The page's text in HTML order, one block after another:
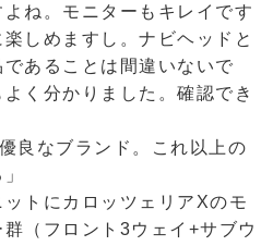
ね。モニターもキレイです
しめますし。ナビヘッドと
あることは間違いないで
く分かりました。確認でき
良なブランド。これ以上の
トにカロッツェリアXのモ
（フロント3ウェイ+サブウ